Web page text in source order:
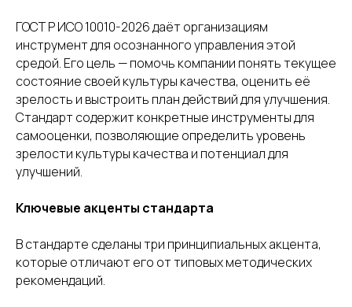
ГОСТ Р ИСО 10010-2026 даёт организациям
инструмент для осознанного управления этой
средой. Его цель — помочь компании понять текущее
состояние своей культуры качества, оценить её
зрелость и выстроить план действий для улучшения.
Стандарт содержит конкретные инструменты для
самооценки, позволяющие определить уровень
зрелости культуры качества и потенциал для
улучшений.
Ключевые акценты стандарта
В стандарте сделаны три принципиальных акцента,
которые отличают его от типовых методических
рекомендаций.